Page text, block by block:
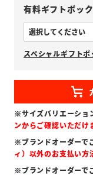
有料ギフトボッ
スペシャルギフト
※サイズバリエーショ
ンからご確認いただけ
※ブランドオーダーで
ィ）以外のお支払い方
※ブランドオーダーで